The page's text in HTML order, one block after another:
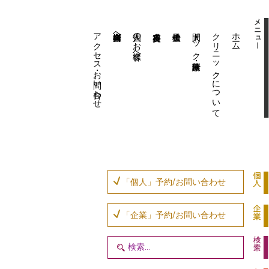
アクセス・お問い合わせ 企業内担当者様へ 個人のお客様へ 人間ドック・健康診断 クリニックについて ホーム
「個人」予約/お問い合わせ
「企業」予約/お問い合わせ